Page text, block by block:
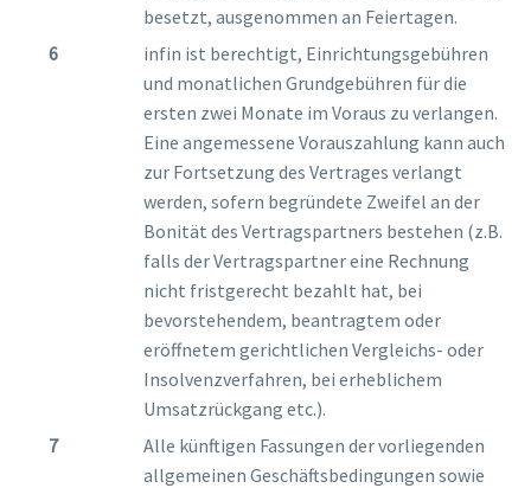
besetzt, ausgenommen an Feiertagen.
infin ist berechtigt, Einrichtungsgebühren
und monatlichen Grundgebühren für die
ersten zwei Monate im Voraus zu verlangen.
Eine angemessene Vorauszahlung kann auch
zur Fortsetzung des Vertrages verlangt
werden, sofern begründete Zweifel an der
Bonität des Vertragspartners bestehen (z.B.
falls der Vertragspartner eine Rechnung
nicht fristgerecht bezahlt hat, bei
bevorstehendem, beantragtem oder
eröffnetem gerichtlichen Vergleichs- oder
Insolvenzverfahren, bei erheblichem
Umsatzrückgang etc.).
Alle künftigen Fassungen der vorliegenden
allgemeinen Geschäftsbedingungen sowie